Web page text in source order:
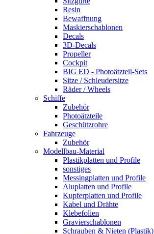
Resin
Bewaffnung
Maskierschablonen
Decals
3D-Decals
Propeller
Cockpit
BIG ED - Photoätzteil-Sets
Sitze / Schleudersitze
Räder / Wheels
Schiffe
Zubehör
Photoätzteile
Geschützrohre
Fahrzeuge
Zubehör
Modellbau-Material
Plastikplatten und Profile
sonstiges
Messingplatten und Profile
Aluplatten und Profile
Kupferplatten und Profile
Kabel und Drähte
Klebefolien
Gravierschablonen
Schrauben & Nieten (Plastik)